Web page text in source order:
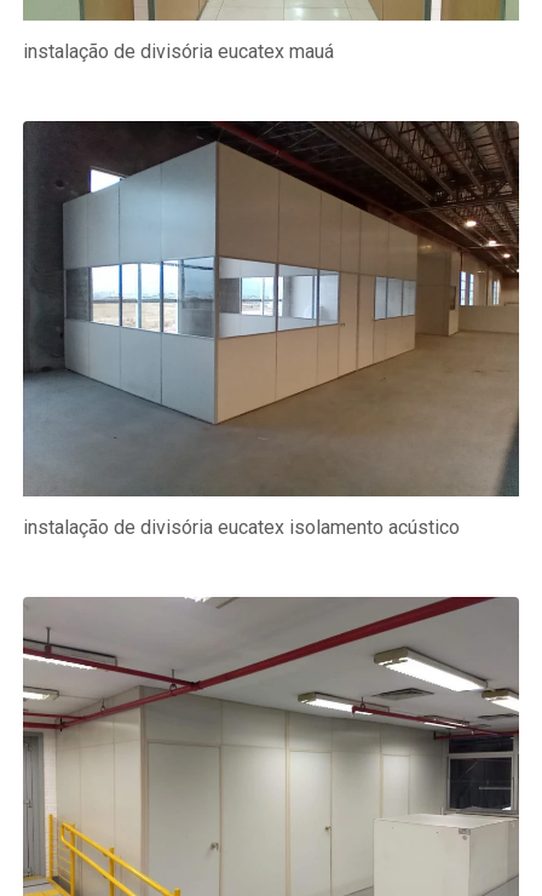
instalação de divisória eucatex mauá
instalação de divisória eucatex isolamento acústico